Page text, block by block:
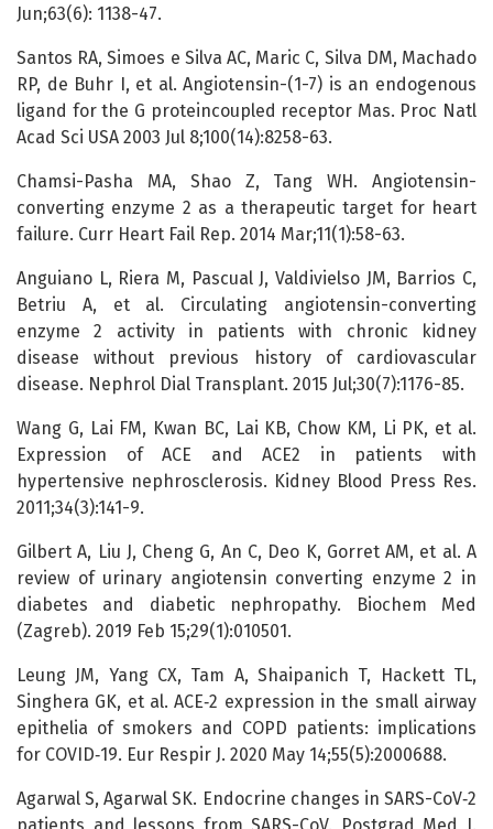
Jun;63(6): 1138-47.
Santos RA, Simoes e Silva AC, Maric C, Silva DM, Machado
RP, de Buhr I, et al. Angiotensin-(1-7) is an endogenous
ligand for the G proteincoupled receptor Mas. Proc Natl
Acad Sci USA 2003 Jul 8;100(14):8258-63.
Chamsi-Pasha MA, Shao Z, Tang WH. Angiotensin-
converting enzyme 2 as a therapeutic target for heart
failure. Curr Heart Fail Rep. 2014 Mar;11(1):58-63.
Anguiano L, Riera M, Pascual J, Valdivielso JM, Barrios C,
Betriu A, et al. Circulating angiotensin-converting
enzyme 2 activity in patients with chronic kidney
disease without previous history of cardiovascular
disease. Nephrol Dial Transplant. 2015 Jul;30(7):1176-85.
Wang G, Lai FM, Kwan BC, Lai KB, Chow KM, Li PK, et al.
Expression of ACE and ACE2 in patients with
hypertensive nephrosclerosis. Kidney Blood Press Res.
2011;34(3):141-9.
Gilbert A, Liu J, Cheng G, An C, Deo K, Gorret AM, et al. A
review of urinary angiotensin converting enzyme 2 in
diabetes and diabetic nephropathy. Biochem Med
(Zagreb). 2019 Feb 15;29(1):010501.
Leung JM, Yang CX, Tam A, Shaipanich T, Hackett TL,
Singhera GK, et al. ACE‑2 expression in the small airway
epithelia of smokers and COPD patients: implications
for COVID‑19. Eur Respir J. 2020 May 14;55(5):2000688.
Agarwal S, Agarwal SK. Endocrine changes in SARS-CoV‑2